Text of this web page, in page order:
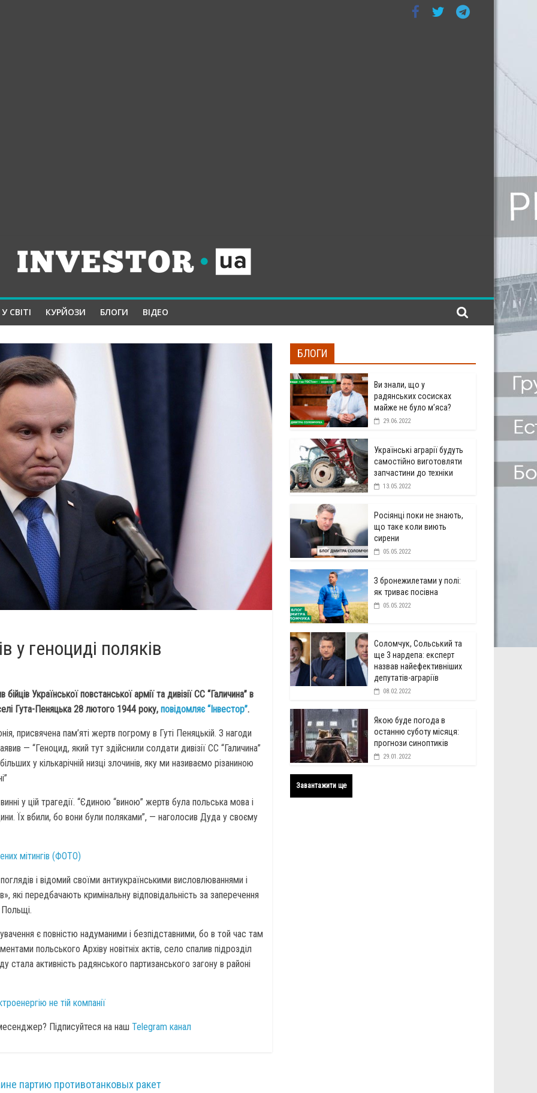
У СВІТІ КУРЙОЗИ БЛОГИ ВІДЕО
у геноциді поляків
Української повстанської армії та дивізії СС “Галичина” в
Гута-Пеняцька 28 лютого 1944 року, повідомляє “Інвестор”.
присвячена пам’яті жертв погрому в Гуті Пеняцькій. З нагоди
— “Геноцид, який тут здійснили солдати дивізії СС “Галичина”
у кількарічній низці злочинів, яку ми називаємо різаниною
у цій трагедії. “Єдиною “виною” жертв була польська мова і
Їх вбили, бо вони були поляками”, — наголосив Дуда у своєму
мітингів (ФОТО)
і відомий своїми антиукраїнськими висловлюваннями і
які передбачають кримінальну відповідальність за заперечення
Польщі.
є повністю надуманими і безпідставними, бо в той час там
польського Архіву новітніх актів, село спалив підрозділ
стала активність радянського партизанського загону в районі
не тій компанії
Підписуйтеся на наш Telegram канал
партию противотанковых ракет
БЛОГИ
Ви знали, що у
радянських сосисках
майже не було м’яса?
29.06.2022
Українські аграрії будуть
самостійно виготовляти
запчастини до техніки
13.05.2022
Росіянці поки не знають,
що таке коли виють
сирени
05.05.2022
З бронежилетами у полі:
як триває посівна
05.05.2022
Соломчук, Сольський та
ще 3 нардепа: експерт
назвав найефективніших
депутатів-аграріїв
08.02.2022
Якою буде погода в
останню суботу місяця:
прогнози синоптиків
29.01.2022
Завантажити ще